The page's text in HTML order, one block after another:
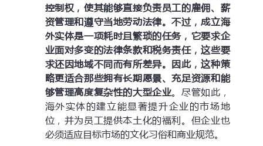
控制权，使其能够直接负责员工的雇佣、薪
资管理和遵守当地劳动法律。不过，成立海
外实体是一项耗时且繁琐的任务，它要求企
业面对多变的法律条款和税务责任，这些要
求还因地域不同而有所差异。因此，这种策
略更适合那些拥有长期愿景、充足资源和能
够管理高度复杂性的大型企业。尽管如此，
海外实体的建立能显著提升企业的市场地
位，并为员工提供本土化的福利。但企业也
必须适应目标市场的文化习俗和商业规范。